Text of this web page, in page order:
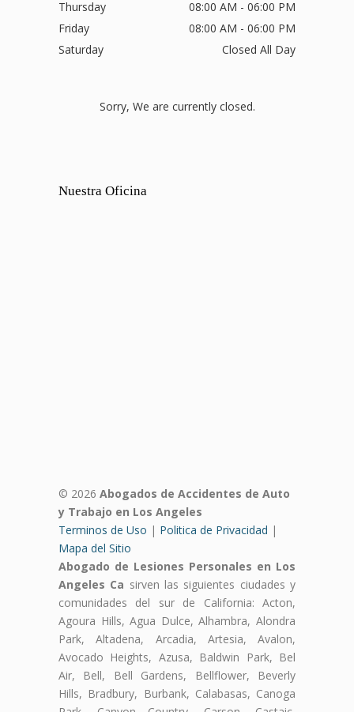
Thursday
08:00 AM - 06:00 PM
Friday
08:00 AM - 06:00 PM
Saturday
Closed All Day
Sorry, We are currently closed.
Nuestra Oficina
© 2026 Abogados de Accidentes de Auto
y Trabajo en Los Angeles
Terminos de Uso | Politica de Privacidad |
Mapa del Sitio
Abogado de Lesiones Personales en Los
Angeles Ca sirven las siguientes ciudades y
comunidades del sur de California: Acton,
Agoura Hills, Agua Dulce, Alhambra, Alondra
Park, Altadena, Arcadia, Artesia, Avalon,
Avocado Heights, Azusa, Baldwin Park, Bel
Air, Bell, Bell Gardens, Bellflower, Beverly
Hills, Bradbury, Burbank, Calabasas, Canoga